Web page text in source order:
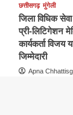
छत्तीसगढ़ मुंगेली
जिला विधिक
प्री-लिटिगेशन
कार्यकर्ता विजय
जिम्मेदारी
Apna